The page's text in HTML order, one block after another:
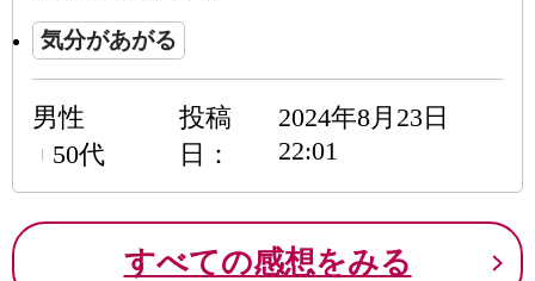
気分があがる
男性
50代
投稿
日
2024年8月23日
22:01
すべての感想をみる